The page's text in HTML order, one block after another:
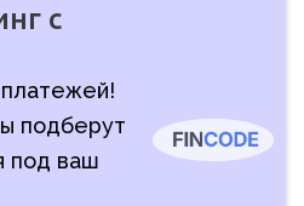
с
подберут
под ваш